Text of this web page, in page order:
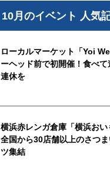
10月のイベント 人気
ローカルマーケット「Yoi
ーヘッド前で初開催！食べ
連休を
横浜赤レンガ倉庫「横浜おい
全国から30店舗以上のさつ
ツ集結